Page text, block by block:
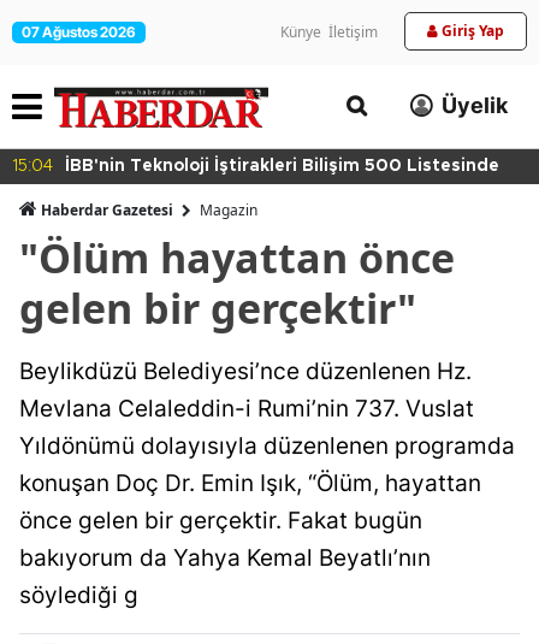
07 Ağustos 2026 Künye İletişim Giriş Yap
Üyelik
15:04 İBB'nin Teknoloji İştirakleri Bilişim 500 Listesinde
Haberdar Gazetesi Magazin
"Ölüm hayattan önce
gelen bir gerçektir"
Beylikdüzü Belediyesi’nce düzenlenen Hz.
Mevlana Celaleddin-i Rumi’nin 737. Vuslat
Yıldönümü dolayısıyla düzenlenen programda
konuşan Doç Dr. Emin Işık, “Ölüm, hayattan
önce gelen bir gerçektir. Fakat bugün
bakıyorum da Yahya Kemal Beyatlı’nın
söylediği g